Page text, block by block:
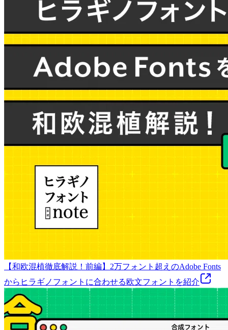
【和欧混植徹底解説！前編】2万フォント超えのAdobe Fonts
からヒラギノフォントに合わせる欧文フォントを紹介